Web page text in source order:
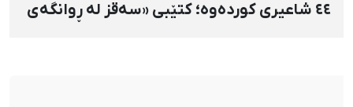
٤٤ شاعیری کوردەوە؛ کتێبی «سەقز لە ڕوانگەی